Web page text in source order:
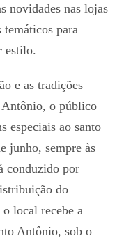
novidades nas lojas
para
estilo.
e as tradições
Antônio, o público
especiais ao santo
junho, sempre às
conduzido por
do
local recebe a
Antônio, sob o